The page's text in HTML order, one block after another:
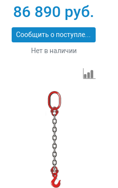
86 890 руб.
Сообщить о поступлении
Нет в наличии